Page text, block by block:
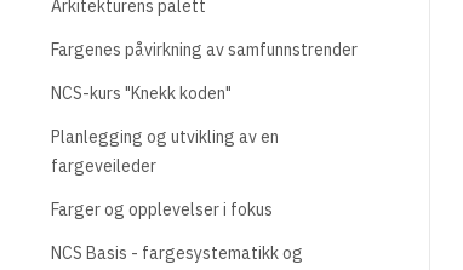
Arkitekturens palett
Fargenes påvirkning av samfunnstrender
NCS-kurs "Knekk koden"
Planlegging og utvikling av en
fargeveileder
Farger og opplevelser i fokus
NCS Basis - fargesystematikk og